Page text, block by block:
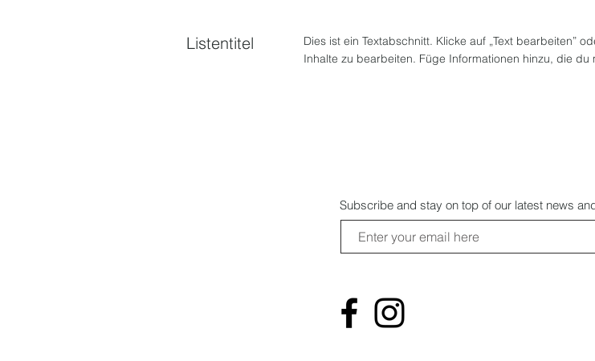
Listentitel
Dies ist ein Textabschnitt. Klicke auf „Text bearbeiten”
Inhalte zu bearbeiten. Füge Informationen hinzu, die
Subscribe and stay on top of our latest news